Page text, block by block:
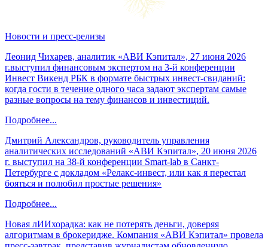
Новости и пресс-релизы
Леонид Чихарев, аналитик «АВИ Кэпитал», 27 июня 2026
г.выступил финансовым экспертом на 3-й конференции
Инвест Викенд РБК в формате быстрых инвест-свиданий:
когда гости в течение одного часа задают экспертам самые
разные вопросы на тему финансов и инвестиций.
Подробнее...
Дмитрий Александров, руководитель управления
аналитических исследований «АВИ Кэпитал», 20 июня 2026
г. выступил на 38-й конференции Smart-lab в Санкт-
Петербурге с докладом «Релакс-инвест, или как я перестал
бояться и полюбил простые решения»
Подробнее...
Новая лИИхорадка: как не потерять деньги, доверяя
алгоритмам в брокеридже. Компания «АВИ Кэпитал» провела